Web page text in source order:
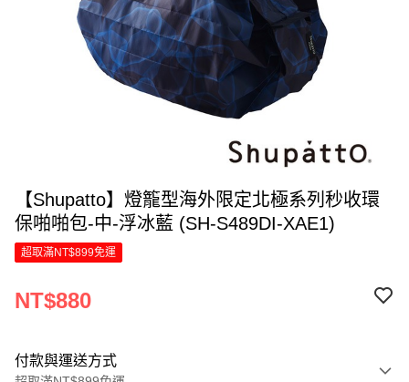
【Shupatto】燈籠型海外限定北極系列秒收環
保啪啪包-中-浮冰藍 (SH-S489DI-XAE1)
超取滿NT$899免運
NT$880
付款與運送方式